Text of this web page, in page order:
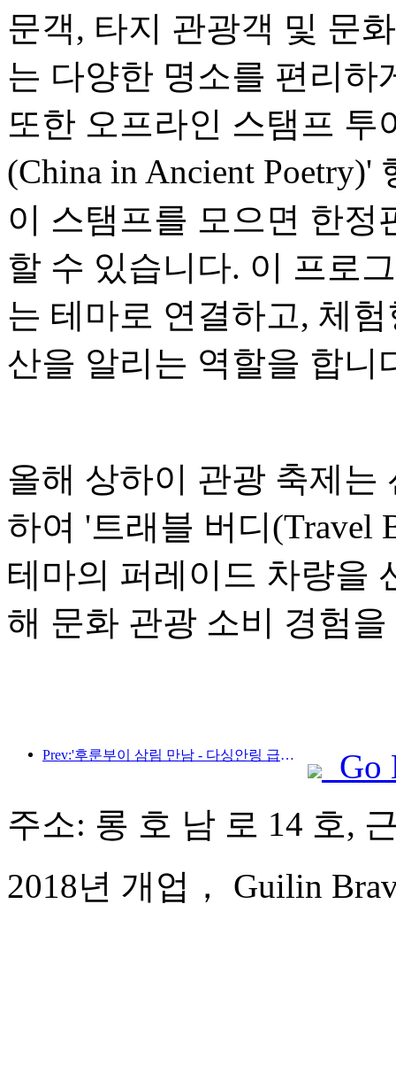
문객, 타지 관광객 및 문
는 다양한 명소를 편리하
또한 오프라인 스탬프
(China in Ancient
이 스탬프를 모으면 한정
할 수 있습니다. 이 프로
는 테마로 연결하고, 체
산을 알리는 역할을 합니
올해 상하이 관광 축제는
하여 '트래블 버디(Travel
테마의 퍼레이드 차량을
해 문화 관광 소비 경험
Prev:'후룬부이 삼림 만남 - 다싱안링 급행열차 - 별빛 열차 - 천이 여행' 관광열차가 첫 운행을 시작합니다.
Go
주소: 롱 호 남 로 14 호,
2018년 개업， Guilin